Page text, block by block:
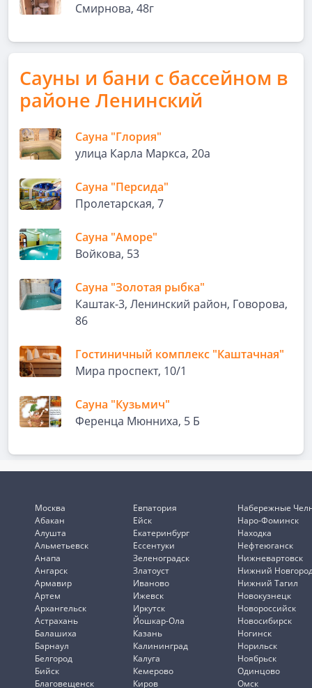
Смирнова, 48г
Сауны и бани с бассейном в
районе Ленинский
Сауна "Глория"
улица Карла Маркса, 20а
Сауна "Персида"
Пролетарская, 7
Сауна "Аморе"
Войкова, 53
Сауна "Золотая рыбка"
Каштак-3, Ленинский район, Говорова,
86
Гостиничный комплекс "Каштачная"
Мира проспект, 10/1
Сауна "Кузьмич"
Ференца Мюнниха, 5 Б
Москва
Абакан
Алушта
Альметьевск
Анапа
Ангарск
Армавир
Артем
Архангельск
Астрахань
Балашиха
Барнаул
Белгород
Бийск
Благовещенск
Евпатория
Ейск
Екатеринбург
Ессентуки
Зеленоградск
Златоуст
Иваново
Ижевск
Иркутск
Йошкар-Ола
Казань
Калининград
Калуга
Кемерово
Киров
Набережные
Наро-Фоминск
Находка
Нефтеюганск
Нижневартовск
Нижний
Нижний Тагил
Новокузнецк
Новороссийск
Новосибирск
Ногинск
Норильск
Ноябрьск
Одинцово
Омск